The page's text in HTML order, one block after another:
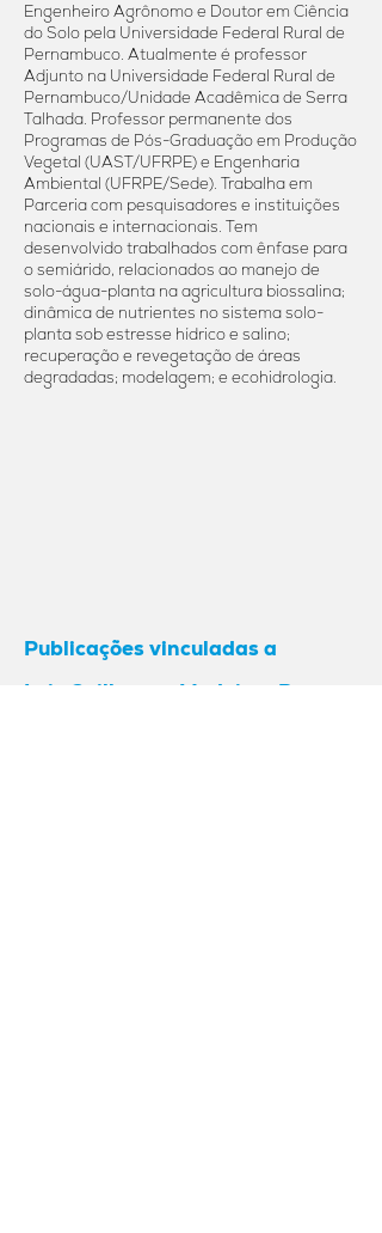
Engenheiro Agrônomo e Doutor em Ciência
do Solo pela Universidade Federal Rural de
Pernambuco. Atualmente é professor
Adjunto na Universidade Federal Rural de
Pernambuco/Unidade Acadêmica de Serra
Talhada. Professor permanente dos
Programas de Pós-Graduação em Produção
Vegetal (UAST/UFRPE) e Engenharia
Ambiental (UFRPE/Sede). Trabalha em
Parceria com pesquisadores e instituições
nacionais e internacionais. Tem
desenvolvido trabalhados com ênfase para
o semiárido, relacionados ao manejo de
solo-água-planta na agricultura biossalina;
dinâmica de nutrientes no sistema solo-
planta sob estresse hídrico e salino;
recuperação e revegetação de áreas
degradadas; modelagem; e ecohidrologia.
Publicações vinculadas a
Luiz Guilherme Medeiros Pessoa